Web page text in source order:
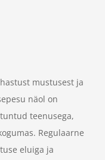
mustusest ja
näol on
teenusega,
Regulaarne
eluiga ja